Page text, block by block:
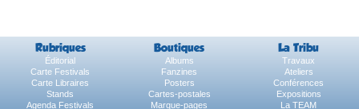
Rubriques Boutiques La Tribu
Éditorial Albums
Travaux
Carte Festivals
Fanzines
Ateliers
Carte Libraires
Posters
Conférences
Stands
Cartes-postales
Expositions
Agenda Festivals
Marque-pages La TEAM